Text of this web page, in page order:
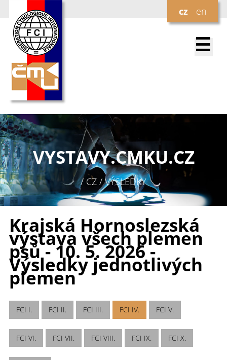
cz en
☰
VYSTAVY.CMKU.CZ
/ CZ / VÝSLEDKY
Krajská Hornoslezská
výstava všech plemen
psů - 10. 5. 2026 -
Výsledky jednotlivých
plemen
FCI I. FCI II. FCI III. FCI IV. FCI V.
FCI VI. FCI VII. FCI VIII. FCI IX. FCI X.